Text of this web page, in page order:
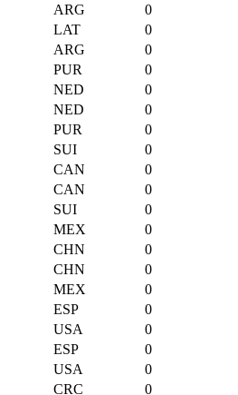
ARG
0
LAT
0
ARG
0
PUR
0
NED
0
NED
0
PUR
0
SUI
0
CAN
0
CAN
0
SUI
0
MEX
0
CHN
0
CHN
0
MEX
0
ESP
0
USA
0
ESP
0
USA
0
CRC
0